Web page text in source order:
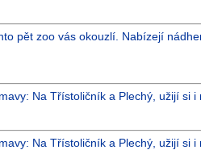
pět zoo vás okouzlí. Nabízejí
Na Třístoličník a Plechý, užijí si
Na Třístoličník a Plechý, užijí si